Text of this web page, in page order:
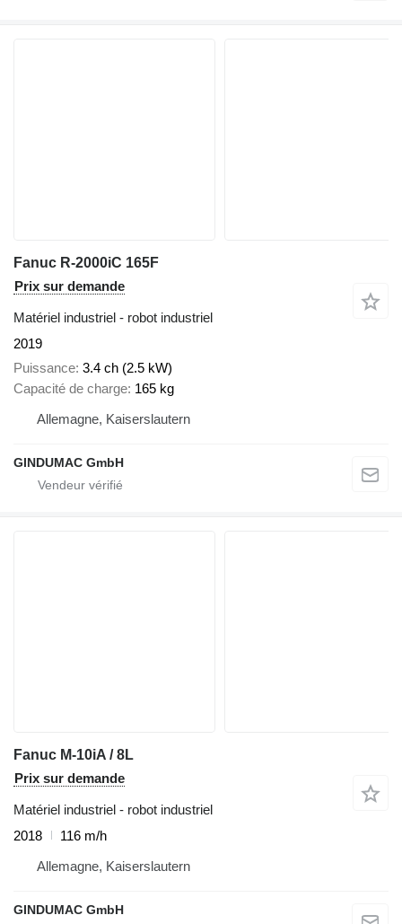
Fanuc R-2000iC 165F
Prix sur demande
Matériel industriel - robot industriel
2019
Puissance 3.4 ch (2.5 kW)
Capacité de charge 165 kg
Allemagne, Kaiserslautern
GINDUMAC GmbH
Fanuc M-10iA / 8L
Prix sur demande
Matériel industriel - robot industriel
2018
116 m/h
Allemagne, Kaiserslautern
GINDUMAC GmbH